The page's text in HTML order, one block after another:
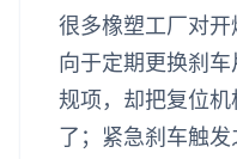
很多橡塑工厂对
向于定期更换刹
规项，却把复位
了；紧急刹车触